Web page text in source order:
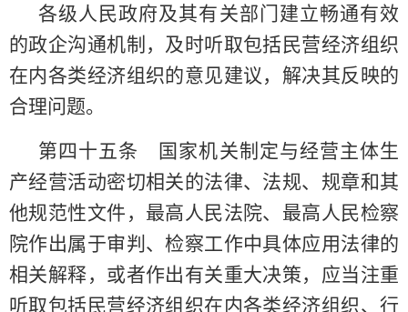
各级人民政府及其有关部门建立畅通有效
的政企沟通机制，及时听取包括民营经济组织
在内各类经济组织的意见建议，解决其反映的
合理问题。
第四十五条 国家机关制定与经营主体生
产经营活动密切相关的法律、法规、规章和其
他规范性文件，最高人民法院、最高人民检察
院作出属于审判、检察工作中具体应用法律的
相关解释，或者作出有关重大决策，应当注重
听取包括民营经济组织在内各类经济组织、行